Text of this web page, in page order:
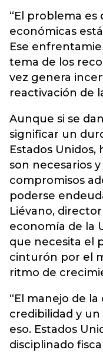
“El problema es
económicas
Ese
tema de los
vez genera
reactivación de
Aunque si se
significar un
Estados
son necesarios
compromisos
poderse
Liévano,
economía de la
que necesita el
cinturón por el
ritmo de
“El manejo de
credibilidad y
eso. Estados
disciplinado